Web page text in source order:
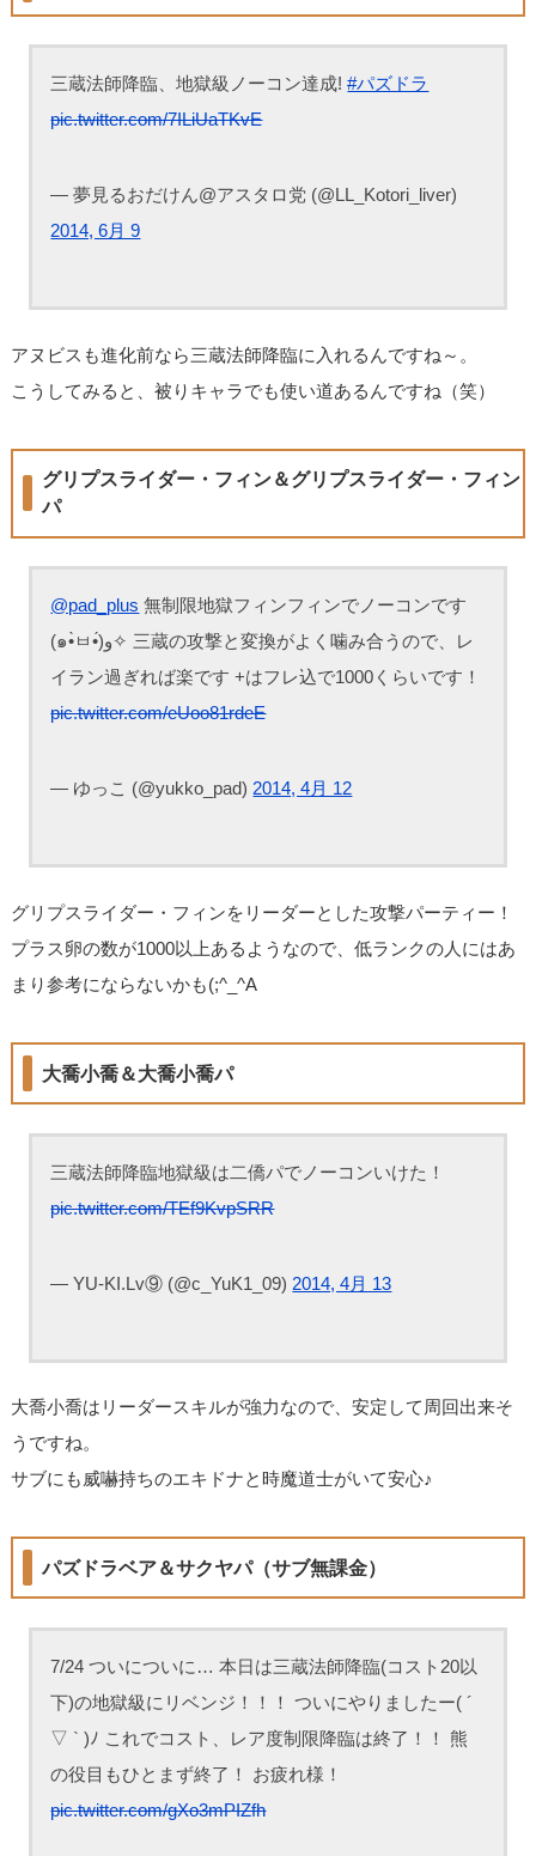
三蔵法師降臨、地獄級ノーコン達成!#パズドラ
pic.twitter.com/7ILiUaTKvE
— 夢見るおだけん@アスタロ党 (@LL_Kotori_liver)
2014, 6月 9
アヌビスも進化前なら三蔵法師降臨に入れるんですね～。
こうしてみると、被りキャラでも使い道あるんですね（笑）
グリプスライダー・フィン＆グリプスライダー・フィン
パ
@pad_plus 無制限地獄フィンフィンでノーコンです
(๑•̀ㅂ•́)و✧ 三蔵の攻撃と変換がよく噛み合うので、レ
イラン過ぎれば楽です +はフレ込で1000くらいです！
pic.twitter.com/eUoo81rdeE
— ゆっこ (@yukko_pad)2014, 4月 12
グリプスライダー・フィンをリーダーとした攻撃パーティー！
プラス卵の数が1000以上あるようなので、低ランクの人にはあ
まり参考にならないかも(;^_^A
大喬小喬＆大喬小喬パ
三蔵法師降臨地獄級は二僑パでノーコンいけた！
pic.twitter.com/TEf9KvpSRR
— YU-KI.Lv⑨ (@c_YuK1_09) 2014, 4月 13
大喬小喬はリーダースキルが強力なので、安定して周回出来そ
うですね。
サブにも威嚇持ちのエキドナと時魔道士がいて安心♪
パズドラベア＆サクヤパ（サブ無課金）
7/24 ついについに… 本日は三蔵法師降臨(コスト20以
下)の地獄級にリベンジ！！！ ついにやりましたー( ´
▽ ` )ﾉ これでコスト、レア度制限降臨は終了！！ 熊
の役目もひとまず終了！ お疲れ様！
pic.twitter.com/gXo3mPIZfh